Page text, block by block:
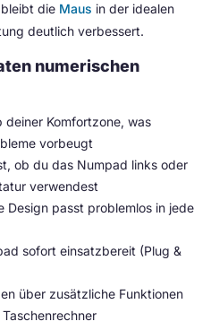
die Maus in der idealen
deutlich verbessert.
numerischen
deiner Komfortzone, was
vorbeugt
ob du das Numpad links oder
verwendest
Design passt problemlos in jede
sofort einsatzbereit (Plug &
über zusätzliche Funktionen